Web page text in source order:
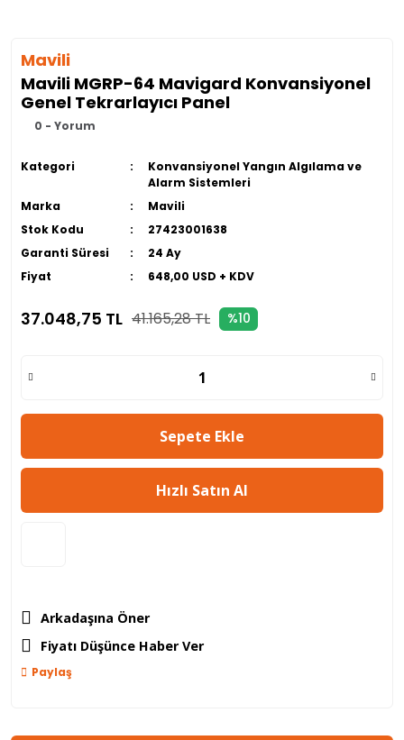
Mavili
Mavili MGRP-64 Mavigard Konvansiyonel
Genel Tekrarlayıcı Panel
0 - Yorum
Kategori
Konvansiyonel Yangın Algılama ve
Alarm Sistemleri
Marka
Mavili
Stok Kodu
27423001638
Garanti Süresi
24 Ay
Fiyat
648,00 USD + KDV
37.048,75 TL 41.165,28 TL %10
Sepete Ekle
Hızlı Satın Al
Arkadaşına Öner
Fiyatı Düşünce Haber Ver
Paylaş